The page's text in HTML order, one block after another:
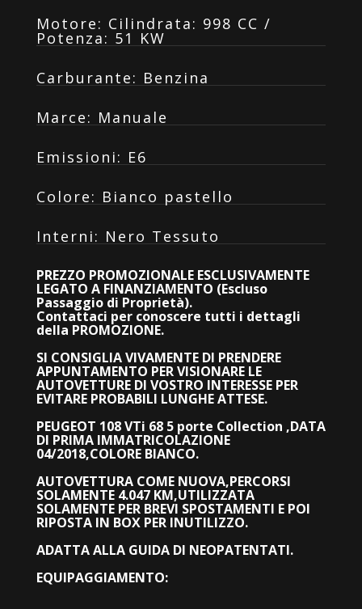
Motore: Cilindrata: 998 CC /
Potenza: 51 KW
Carburante: Benzina
Marce: Manuale
Emissioni: E6
Colore: Bianco pastello
Interni: Nero Tessuto
PREZZO PROMOZIONALE ESCLUSIVAMENTE
LEGATO A FINANZIAMENTO (Escluso
Passaggio di Proprietà).
Contattaci per conoscere tutti i dettagli
della PROMOZIONE.
SI CONSIGLIA VIVAMENTE DI PRENDERE
APPUNTAMENTO PER VISIONARE LE
AUTOVETTURE DI VOSTRO INTERESSE PER
EVITARE PROBABILI LUNGHE ATTESE.
PEUGEOT 108 VTi 68 5 porte Collection ,DATA
DI PRIMA IMMATRICOLAZIONE
04/2018,COLORE BIANCO.
AUTOVETTURA COME NUOVA,PERCORSI
SOLAMENTE 4.047 KM,UTILIZZATA
SOLAMENTE PER BREVI SPOSTAMENTI E POI
RIPOSTA IN BOX PER INUTILIZZO.
ADATTA ALLA GUIDA DI NEOPATENTATI.
EQUIPAGGIAMENTO: